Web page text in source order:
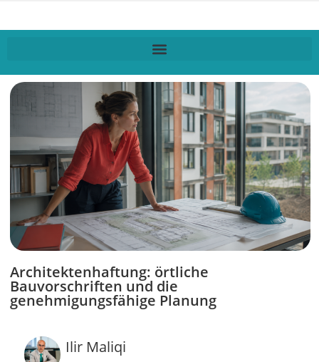
Architektenhaftung: örtliche
Bauvorschriften und die
genehmigungsfähige Planung
Ilir Maliqi